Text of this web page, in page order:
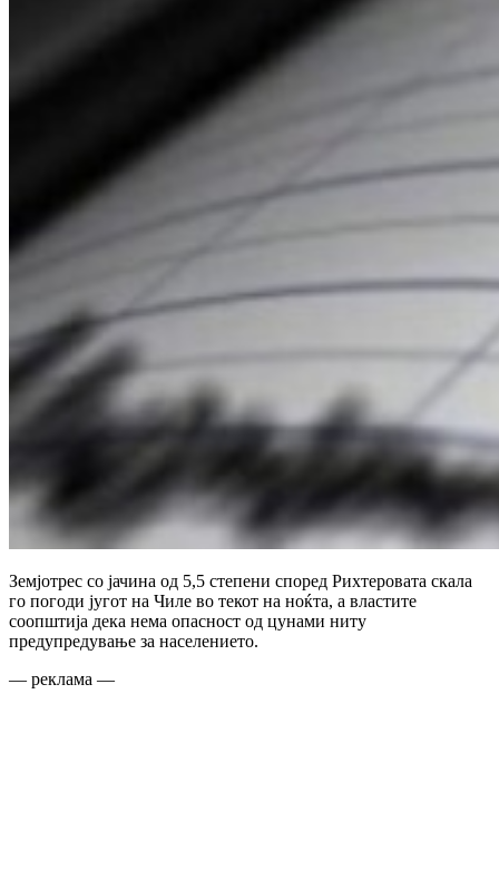
Земјотрес со јачина од 5,5 степени според Рихтеровата скала
го погоди југот на Чиле во текот на ноќта, а властите
соопштија дека нема опасност од цунами ниту
предупредување за населението.
— реклама —